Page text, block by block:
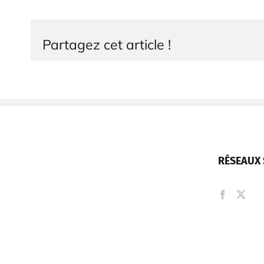
Partagez cet article !